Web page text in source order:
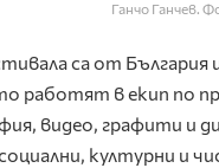
Ганчо Ганчев.
са от България
работят в екип по
видео, графити и
културни и